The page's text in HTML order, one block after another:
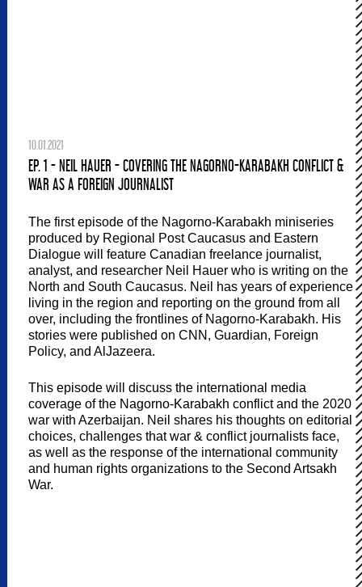
10.01.2021
EP. 1 - NEIL HAUER - COVERING THE NAGORNO-KARABAKH CONFLICT &
WAR AS A FOREIGN JOURNALIST
The first episode of the Nagorno-Karabakh miniseries
produced by Regional Post Caucasus and Eastern
Dialogue will feature Canadian freelance journalist,
analyst, and researcher Neil Hauer who is writing on the
North and South Caucasus. Neil has years of experience
living in the region and reporting on the ground from all
over, including the frontlines of Nagorno-Karabakh. His
stories were published on CNN, Guardian, Foreign
Policy, and AlJazeera.
This episode will discuss the international media
coverage of the Nagorno-Karabakh conflict and the 2020
war with Azerbaijan. Neil shares his thoughts on editorial
choices, challenges that war & conflict journalists face,
as well as the response of the international community
and human rights organizations to the Second Artsakh
War.